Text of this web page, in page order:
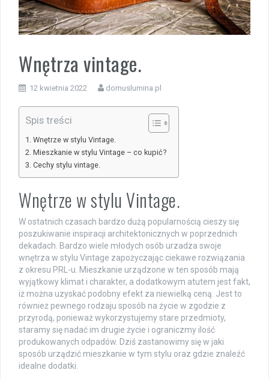
Wnętrza vintage.
12 kwietnia 2022 domuslumina.pl
Spis treści
Wnętrze w stylu Vintage.
Mieszkanie w stylu Vintage – co kupić?
Cechy stylu vintage.
Wnętrze w stylu Vintage.
W ostatnich czasach bardzo dużą popularnością cieszy się
poszukiwanie inspiracji architektonicznych w poprzednich
dekadach. Bardzo wiele młodych osób urzadza swoje
wnętrza w stylu Vintage zapożyczając ciekawe rozwiązania
z okresu PRL-u. Mieszkanie urządzone w ten sposób mają
wyjątkowy klimat i charakter, a dodatkowym atutem jest fakt,
iż można uzyskać podobny efekt za niewielką ceną. Jest to
również pewnego rodzaju sposób na życie w zgodzie z
przyrodą, ponieważ wykorzystujemy stare przedmioty,
staramy się nadać im drugie życie i ograniczmy ilość
produkowanych odpadów. Dziś zastanowimy się w jaki
sposób urządzić mieszkanie w tym stylu oraz gdzie znaleźć
idealne dodatki.